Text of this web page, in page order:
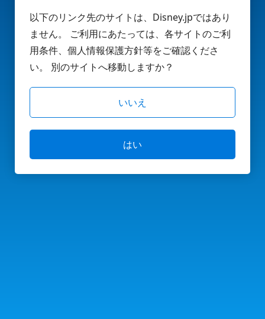
以下のリンク先のサイトは、Disney.jpではあり
ません。 ご利用にあたっては、各サイトのご利
用条件、個人情報保護方針等をご確認くださ
い。 別のサイトへ移動しますか？
いいえ
はい